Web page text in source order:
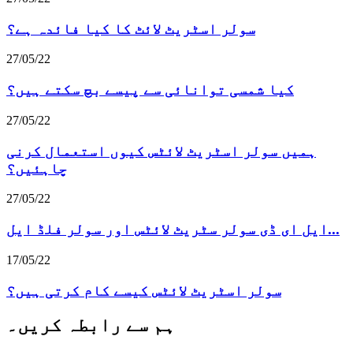
سولر اسٹریٹ لائٹ کا کیا فائدہ ہے؟
27/05/22
کیا شمسی توانائی سے پیسے بچ سکتے ہیں؟
27/05/22
ہمیں سولر اسٹریٹ لائٹس کیوں استعمال کرنی
چاہئیں؟
27/05/22
ایل ای ڈی سولر سٹریٹ لائٹس اور سولر فلڈ ایل...
17/05/22
سولر اسٹریٹ لائٹس کیسے کام کرتی ہیں؟
ہم سے رابطہ کریں۔